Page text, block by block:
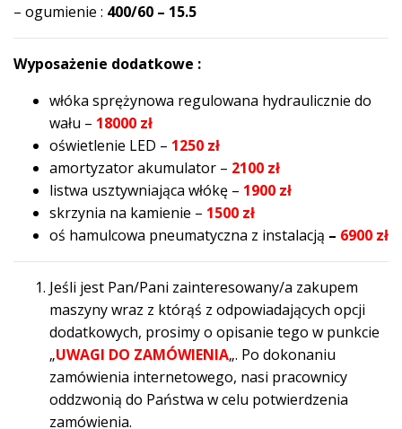
– ogumienie : 400/60 – 15.5
Wyposażenie dodatkowe :
włóka sprężynowa regulowana hydraulicznie do
wału – 18000 zł
oświetlenie LED – 1250 zł
amortyzator akumulator – 2100 zł
listwa usztywniająca włókę – 1900 zł
skrzynia na kamienie – 1500 zł
oś hamulcowa pneumatyczna z instalacją – 6900 zł
Jeśli jest Pan/Pani zainteresowany/a zakupem
maszyny wraz z którąś z odpowiadających opcji
dodatkowych, prosimy o opisanie tego w punkcie
„UWAGI DO ZAMÓWIENIA„. Po dokonaniu
zamówienia internetowego, nasi pracownicy
oddzwonią do Państwa w celu potwierdzenia
zamówienia.